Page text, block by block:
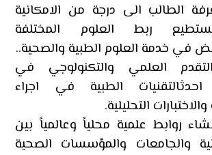
الطالب الى درجة من الامكانية
ربط العلوم المختلفة
في خدمة العلوم الطبية والصحية..
العلمي والتكنولوجي في
الطبية في اجراء
التحليلية.
روابط علمية محلياً وعالمياً بين
والجامعات والمؤسسات الصحية